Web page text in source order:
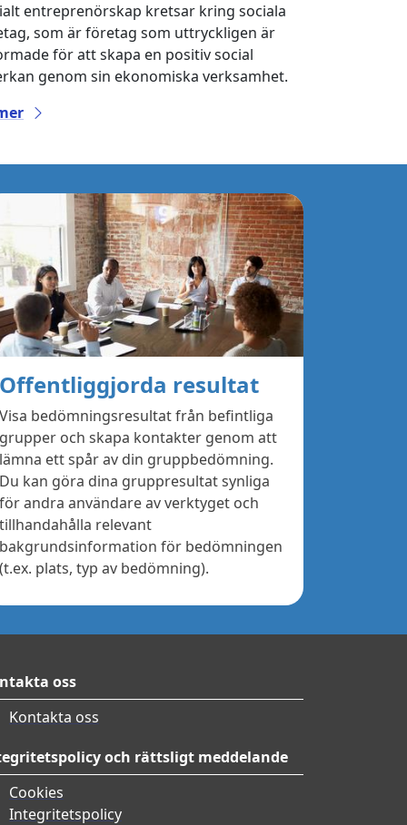
entreprenörskap kretsar kring sociala
som är företag som uttryckligen är
för att skapa en positiv social
genom sin ekonomiska verksamhet.
Offentliggjorda resultat
Visa bedömningsresultat från befintliga
grupper och skapa kontakter genom att
lämna ett spår av din gruppbedömning.
Du kan göra dina gruppresultat synliga
för andra användare av verktyget och
tillhandahålla relevant
bakgrundsinformation för bedömningen
(t.ex. plats, typ av bedömning).
oss
Kontakta oss
och rättsligt meddelande
Cookies
Integritetspolicy